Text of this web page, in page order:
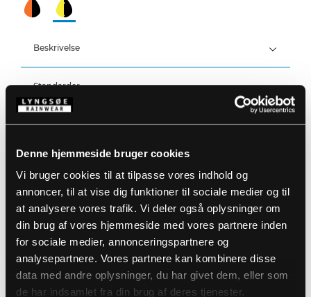
Denne hjemmeside bruger cookies
Vi bruger cookies til at tilpasse vores indhold og
annoncer, til at vise dig funktioner til sociale medier og til
at analysere vores trafik. Vi deler også oplysninger om
din brug af vores hjemmeside med vores partnere inden
for sociale medier, annonceringspartnere og
analysepartnere. Vores partnere kan kombinere disse
data med andre oplysninger, du har givet dem, eller som
de har indsamlet fra din brug af deres tjenester.
Beskrivelse
100% Polyester Stretch med PU Membran, 250 g/m²
Foer: 100% Polyester med 140 g/m² polyesterfyld
Åndbarhed: 14.000g/m2/24h
Standarder
Detaljer
Stor hætte som passer over hjelm
Aftagelig hætte med lynlås og elastik snøre
Skjult to-vejs lynlås med velcrolukning
Velcrojustering ved ærmer og ankler
Strikket vindfang ved håndled
Elastik i lænden
Lynlås under arm til ventilation
Aftagelige indvendige seler
Bæltestropper og bælte
En brystlomme med lynlås
Produktdata
Varenummer: 4WS-5033-53/07
DB-nummer: 2394006
EAN: 5708217504032
Størrelsesguide
Vaskeanvisninger
DOWNLOAD PRODUKTBLAD